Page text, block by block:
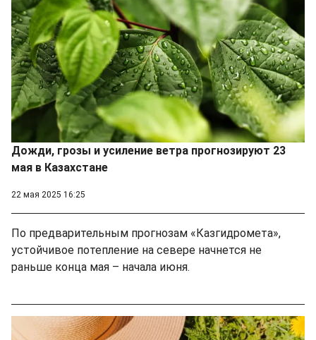
Дожди, грозы и усиление ветра прогнозируют 23
мая в Казахстане
22 мая 2025 16:25
По предварительным прогнозам «Казгидромета»,
устойчивое потепление на севере начнется не
раньше конца мая – начала июня.